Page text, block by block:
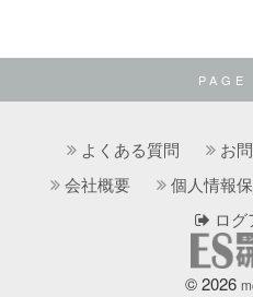
PAGE
よくある質問 お
会社概要
個人情報
ログ
© 2026